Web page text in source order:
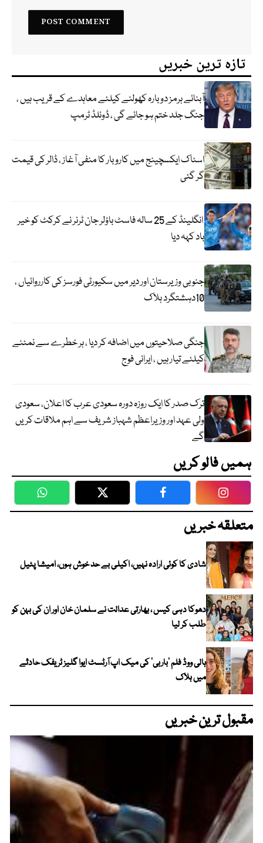
تازہ ترین خبریں
آبنائے ہرمز دوبارہ کھولنے کیلئے معاہدے کے قریب ہیں ،
جنگ جلد ختم ہو جائے گی ، ڈونلڈ ٹرمپ
اسٹاک ایکسچینج میں کاروبار کا منفی آغاز ، ڈالر کی قیمت
گر گئی
انگلینڈ کے 25 سالہ فاسٹ باؤلر جان ٹرنر نے کرکٹ کو خیر
باد کہہ دیا
جنوبی وزیرستان اور دیر میں سکیورٹی فورسز کی کارروائیاں ،
10دہشتگرد ہلاک
جنگی صلاحیتوں میں اضافہ کر دیا ، ہر خطرے سے نمٹنے
کیلئے تیار ہیں ، ایرانی فوج
ترک صدر کا ایک روزہ دورہ سعودی عرب کا اعلان، سعودی
ولی عہد اور وزیراعظم شہباز شریف سے اہم ملاقات کریں
گے
ہمیں فالو کریں
WhatsApp Twitter Facebook
متعلقہ خبریں
شادی کا کوئی ارادہ نہیں، اکیلی بے حد خوش ہوں، امیشا پٹیل
دھوکا دہی کیس ، بھارتی عدالت نے سلمان خان اور ان کی بہن کو
طلب کر لیا
ہالی ووڈ فلم ’باربی‘ کی میک اپ آرٹسٹ ایوا گلیز ٹریفک حادثے
میں ہلاک
مقبول ترین خبریں